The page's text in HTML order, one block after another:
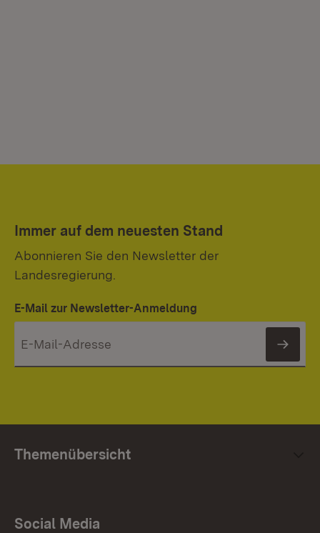
Immer auf dem neuesten Stand
Abonnieren Sie den Newsletter der
Landesregierung.
E-Mail zur Newsletter-Anmeldung
Themenübersicht
Social Media